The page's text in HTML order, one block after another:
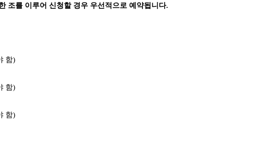
조를 이루어 신청할 경우 우선적으로 예약됩니다.
함)
함)
함)